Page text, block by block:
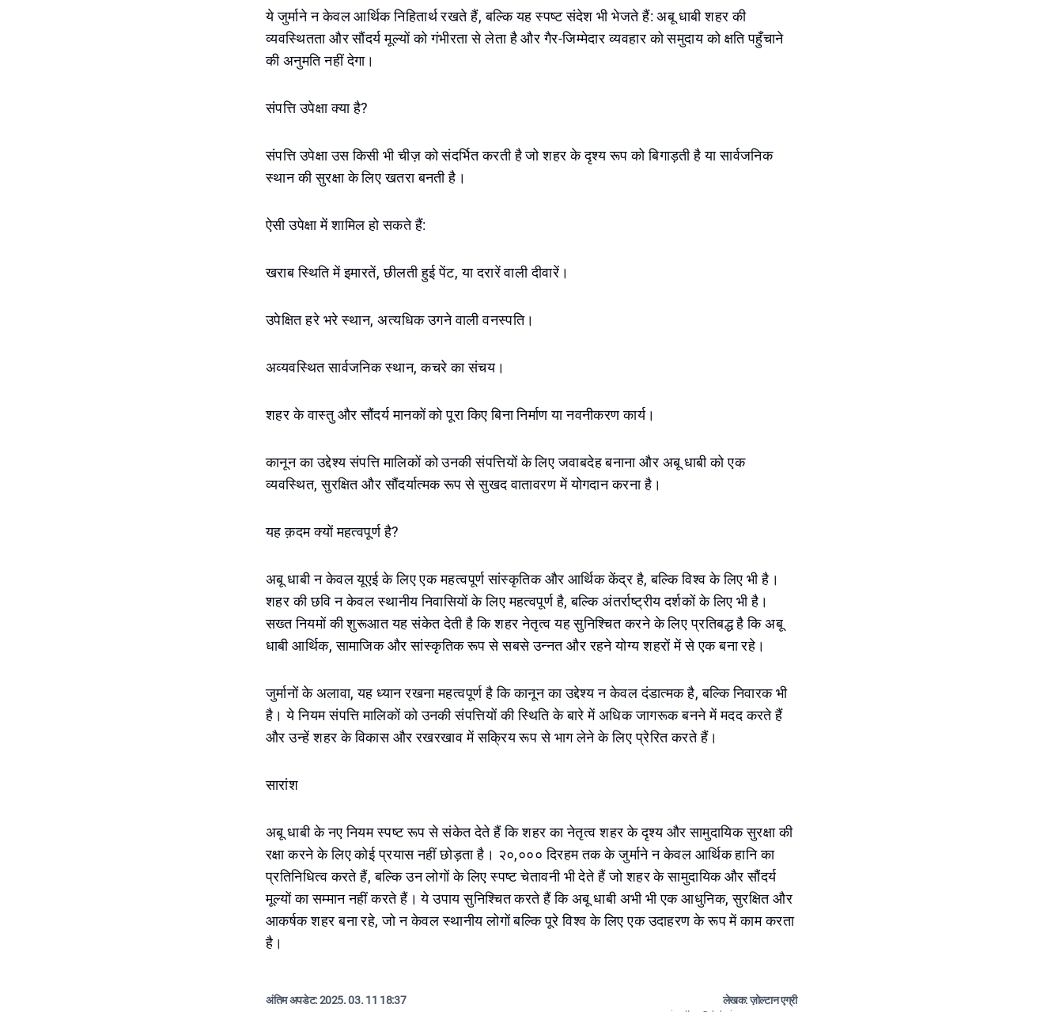
ये जुर्माने न केवल आर्थिक निहितार्थ रखते हैं, बल्कि यह स्पष्ट संदेश भी भेजते हैं: अबू धाबी शहर की
व्यवस्थितता और सौंदर्य मूल्यों को गंभीरता से लेता है और गैर-जिम्मेदार व्यवहार को समुदाय को क्षति पहुँचाने
की अनुमति नहीं देगा।
संपत्ति उपेक्षा क्या है?
संपत्ति उपेक्षा उस किसी भी चीज़ को संदर्भित करती है जो शहर के दृश्य रूप को बिगाड़ती है या सार्वजनिक
स्थान की सुरक्षा के लिए खतरा बनती है।
ऐसी उपेक्षा में शामिल हो सकते हैं:
खराब स्थिति में इमारतें, छीलती हुई पेंट, या दरारें वाली दीवारें।
उपेक्षित हरे भरे स्थान, अत्यधिक उगने वाली वनस्पति।
अव्यवस्थित सार्वजनिक स्थान, कचरे का संचय।
शहर के वास्तु और सौंदर्य मानकों को पूरा किए बिना निर्माण या नवनीकरण कार्य।
कानून का उद्देश्य संपत्ति मालिकों को उनकी संपत्तियों के लिए जवाबदेह बनाना और अबू धाबी को एक
व्यवस्थित, सुरक्षित और सौंदर्यात्मक रूप से सुखद वातावरण में योगदान करना है।
यह क़दम क्यों महत्वपूर्ण है?
अबू धाबी न केवल यूएई के लिए एक महत्वपूर्ण सांस्कृतिक और आर्थिक केंद्र है, बल्कि विश्व के लिए भी है।
शहर की छवि न केवल स्थानीय निवासियों के लिए महत्वपूर्ण है, बल्कि अंतर्राष्ट्रीय दर्शकों के लिए भी है।
सख्त नियमों की शुरूआत यह संकेत देती है कि शहर नेतृत्व यह सुनिश्चित करने के लिए प्रतिबद्ध है कि अबू
धाबी आर्थिक, सामाजिक और सांस्कृतिक रूप से सबसे उन्नत और रहने योग्य शहरों में से एक बना रहे।
जुर्मानों के अलावा, यह ध्यान रखना महत्वपूर्ण है कि कानून का उद्देश्य न केवल दंडात्मक है, बल्कि निवारक भी
है। ये नियम संपत्ति मालिकों को उनकी संपत्तियों की स्थिति के बारे में अधिक जागरूक बनने में मदद करते हैं
और उन्हें शहर के विकास और रखरखाव में सक्रिय रूप से भाग लेने के लिए प्रेरित करते हैं।
सारांश
अबू धाबी के नए नियम स्पष्ट रूप से संकेत देते हैं कि शहर का नेतृत्व शहर के दृश्य और सामुदायिक सुरक्षा की
रक्षा करने के लिए कोई प्रयास नहीं छोड़ता है। २०,००० दिरहम तक के जुर्माने न केवल आर्थिक हानि का
प्रतिनिधित्व करते हैं, बल्कि उन लोगों के लिए स्पष्ट चेतावनी भी देते हैं जो शहर के सामुदायिक और सौंदर्य
मूल्यों का सम्मान नहीं करते हैं। ये उपाय सुनिश्चित करते हैं कि अबू धाबी अभी भी एक आधुनिक, सुरक्षित और
आकर्षक शहर बना रहे, जो न केवल स्थानीय लोगों बल्कि पूरे विश्व के लिए एक उदाहरण के रूप में काम करता
है।
अंतिम अपडेट:2025. 03. 11 18:37 लेखक: ज़ोल्टान एग्री